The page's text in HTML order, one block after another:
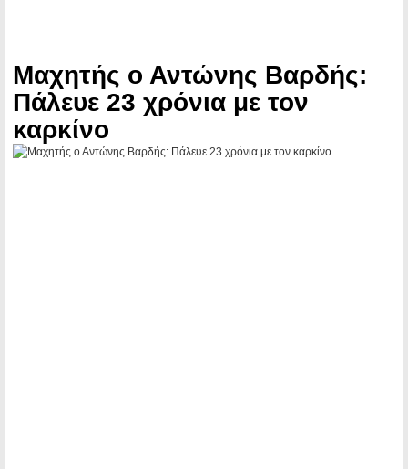
Μαχητής ο Αντώνης Βαρδής:
Πάλευε 23 χρόνια με τον
καρκίνο